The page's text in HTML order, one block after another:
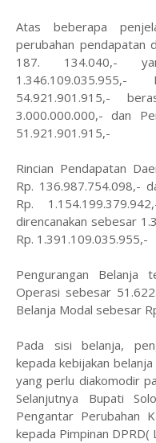
Atas beberapa
perubahan pendapatan
187. 134.040,-
54.921.901.915,-
3.000.000.000,- dan
51.921.901.915,-
Rincian Pendapatan
Rp. 136.987.754.098,-
Rp.
direncanakan sebesar
Rp. 1.391.109.035.955,-
Pengurangan Belanja
Operasi sebesar
Belanja Modal sebesar
Pada sisi belanja,
kepada kebijakan
yang perlu diakomodir
Selanjutnya Bupati
Pengantar Perubahan
kepada Pimpinan DPRD(